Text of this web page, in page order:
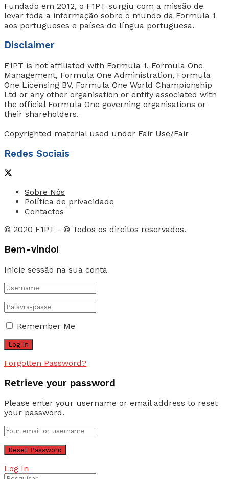
Fundado em 2012, o F1PT surgiu com a missão de
levar toda a informação sobre o mundo da Formula 1
aos portugueses e países de língua portuguesa.
Disclaimer
F1PT is not affiliated with Formula 1, Formula One
Management, Formula One Administration, Formula
One Licensing BV, Formula One World Championship
Ltd or any other organisation or entity associated with
the official Formula One governing organisations or
their shareholders.
Copyrighted material used under Fair Use/Fair
Redes Sociais
Sobre Nós
Política de privacidade
Contactos
© 2020 F1PT - © Todos os direitos reservados.
Bem-vindo!
Inicie sessão na sua conta
Remember Me
Forgotten Password?
Retrieve your password
Please enter your username or email address to reset
your password.
Log In